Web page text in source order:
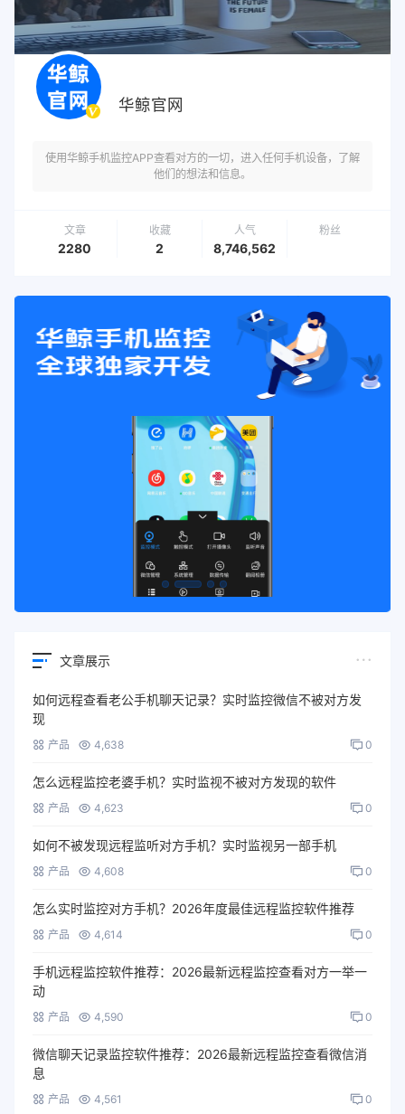
华鲸官网
使用华鲸手机监控APP查看对方的一切，进入任何手机设备，了解
他们的想法和信息。
文章
2280
收藏
2
人气
8,746,562
粉丝
文章展示
如何远程查看老公手机聊天记录？实时监控微信不被对方发
现
产品 4,638 0
怎么远程监控老婆手机？实时监视不被对方发现的软件
产品 4,623 0
如何不被发现远程监听对方手机？实时监视另一部手机
产品 4,608 0
怎么实时监控对方手机？2026年度最佳远程监控软件推荐
产品 4,614 0
手机远程监控软件推荐：2026最新远程监控查看对方一举一
动
产品 4,590 0
微信聊天记录监控软件推荐：2026最新远程监控查看微信消
息
产品 4,561 0